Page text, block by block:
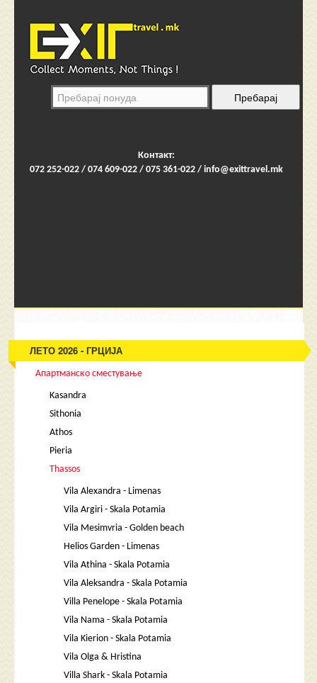
Контакт:
072 252-022 / 074 609-022 / 075 361-022 / info@exittravel.mk
ЛЕТО 2026 - ГРЦИЈА
Апартманско сместување
Kasandra
Sithonia
Athos
Pieria
Thassos
Vila Alexandra - Limenas
Vila Argiri - Skala Potamia
Vila Mesimvria - Golden beach
Helios Garden - Limenas
Vila Athina - Skala Potamia
Vila Aleksandra - Skala Potamia
Villa Penelope - Skala Potamia
Vila Nama - Skala Potamia
Vila Kierion - Skala Potamia
Vila Olga & Hristina
Villa Shark - Skala Potamia